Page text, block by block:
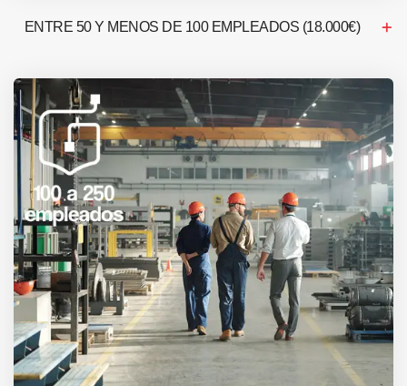
ENTRE 50 Y MENOS DE 100 EMPLEADOS (18.000€)